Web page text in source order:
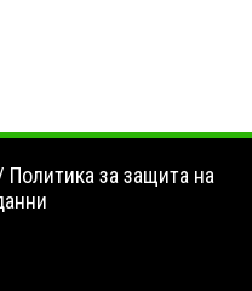
Политика за защита на